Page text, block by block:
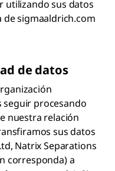
utilizando sus datos
de sigmaaldrich.com
de datos
procesando
nuestra relación
sus datos
Natrix Separations
corresponda) a